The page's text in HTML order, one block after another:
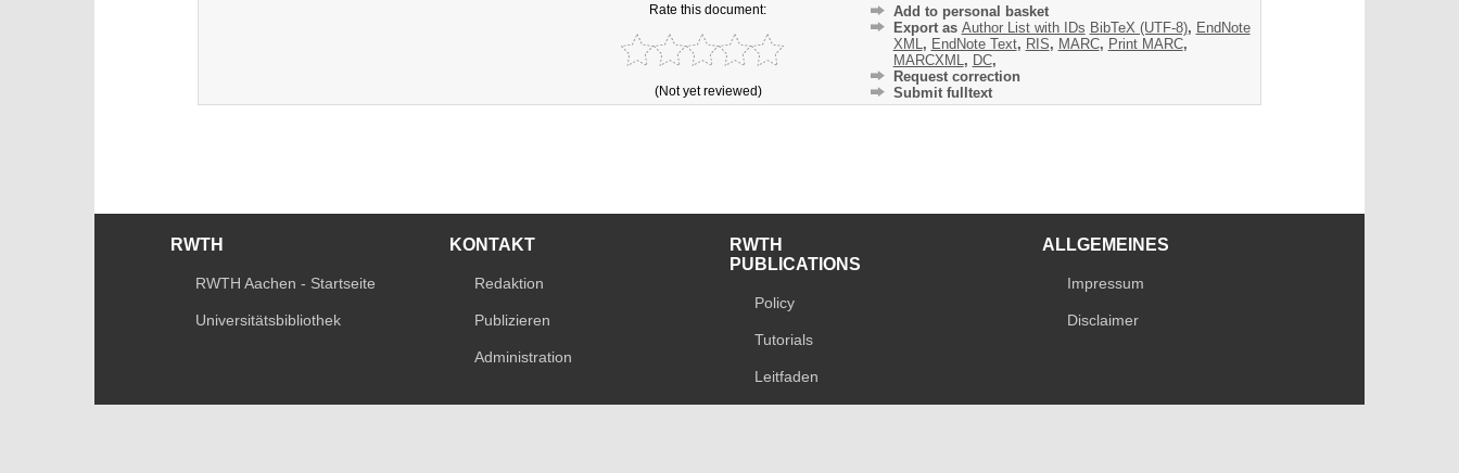
Rate this document:
(Not yet reviewed)
Add to personal basket
Export as Author List with IDs BibTeX (UTF-8), EndNote
XML , EndNote Text, RIS, MARC, Print MARC,
MARCXML , DC,
Request correction
Submit fulltext
RWTH
RWTH Aachen - Startseite
Universitätsbibliothek
KONTAKT
Redaktion
Publizieren
Administration
RWTH
PUBLICATIONS
Policy
Tutorials
Leitfaden
ALLGEMEINES
Impressum
Disclaimer